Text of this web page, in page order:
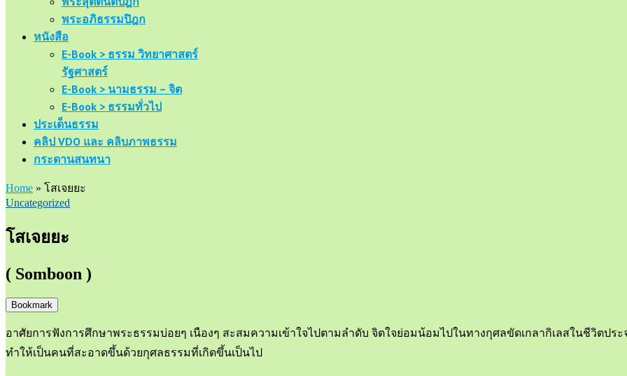
พระอภิธรรมปิฎก
หนังสือ
E-Book > ธรรม วิทยาศาสตร์
รัฐศาสตร์
E-Book > นามธรรม – จิต
E-Book > ธรรมทั่วไป
ประเด็นธรรม
คลิป VDO และ คลิบภาพธรรม
กระดานสนทนา
Home » โสเจยยะ
Uncategorized
โสเจยยะ
( Somboon )
Bookmark
อาศัยการฟังการศึกษาพระธรรมบ่อยๆ เนืองๆ สะสมความเข้าใจไปตามลำดับ จิตใจย่อมน้อมไปในทางกุศลขัดเกลากิเลสในชีวิตป
ทำให้เป็นคนที่สะอาดขึ้นด้วยกุศลธรรมที่เกิดขึ้นเป็นไป